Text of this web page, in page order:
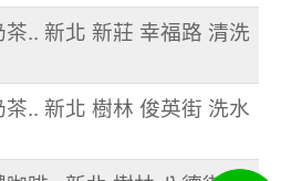
.. 新北 新莊 幸福路 清洗
.. 新北 樹林 俊英街 洗水